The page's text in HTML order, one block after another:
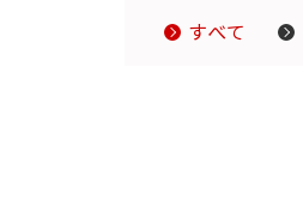
すべて